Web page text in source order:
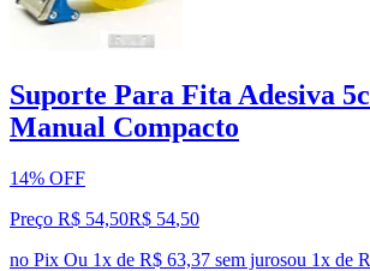
Suporte Para Fita Adesiva
Manual Compacto
14% OFF
Preço R$ 54,50R$ 54,50
no Pix Ou 1x de R$ 63,37 sem jurosou 1x de